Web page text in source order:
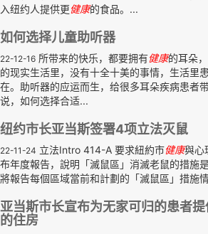
入纽约人提供更健康的食品。...
如何选择儿童助听器
22-12-16 所带来的快乐，都要拥有健康的耳朵，
的现实生活里，没有十全十美的事情，生活里
在。助听器的应运而生，给很多耳朵疾病患者
说，如何选择合适...
纽约市长亚当斯签署4项立法灭鼠
22-11-24 立法Intro 414-A 要求紐約市健康與心
布年度報告，說明「滅鼠區」消滅老鼠的措施
將報告每個區域當前和計劃的「滅鼠區」措施
亚当斯市长宣布为无家可归的患者
的住房